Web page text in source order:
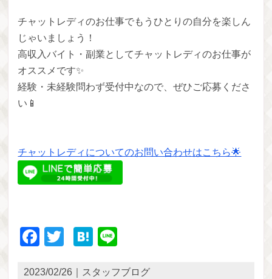
チャットレディのお仕事でもうひとりの自分を楽しん
じゃいましょう！
高収入バイト・副業としてチャットレディのお仕事が
オススメです✨
経験・未経験問わず受付中なので、ぜひご応募くださ
い📱
チャットレディについてのお問い合わせはこちら🌟
Facebook
TwitterHatena
2023/02/26｜スタッフブログ